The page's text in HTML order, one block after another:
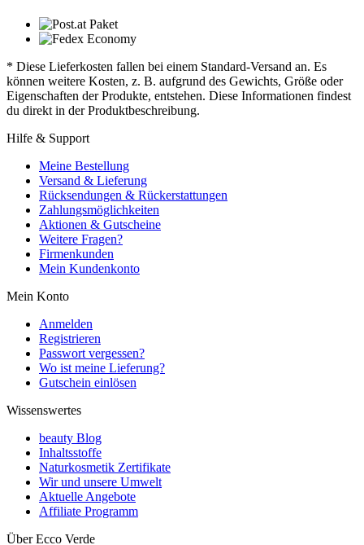
* Diese Lieferkosten fallen bei einem Standard-Versand an. Es
können weitere Kosten, z. B. aufgrund des Gewichts, Größe oder
Eigenschaften der Produkte, entstehen. Diese Informationen findest
du direkt in der Produktbeschreibung.
Hilfe & Support
Meine Bestellung
Versand & Lieferung
Rücksendungen & Rückerstattungen
Zahlungsmöglichkeiten
Aktionen & Gutscheine
Weitere Fragen?
Firmenkunden
Mein Kundenkonto
Mein Konto
Anmelden
Registrieren
Passwort vergessen?
Wo ist meine Lieferung?
Gutschein einlösen
Wissenswertes
beauty Blog
Inhaltsstoffe
Naturkosmetik Zertifikate
Wir und unsere Umwelt
Aktuelle Angebote
Affiliate Programm
Über Ecco Verde